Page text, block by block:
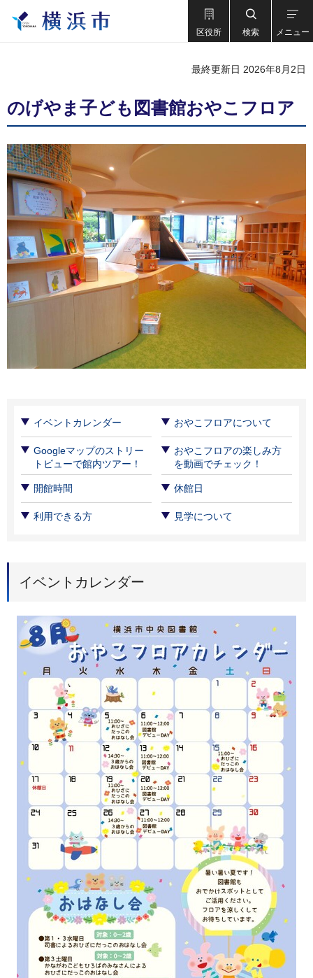
区役所 検索 メニュー
最終更新日 2026年8月2日
のげやま子ども図書館おやこフロア
イベントカレンダー おやこフロアについて
Googleマップのストリー
トビューで館内ツアー！
おやこフロアの楽しみ方
を動画でチェック！
開館時間 休館日
利用できる方 見学について
イベントカレンダー